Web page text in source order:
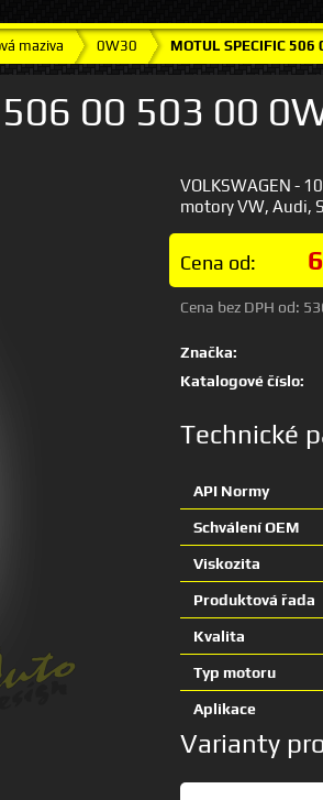
maziva 0W30 MOTUL SPECIFIC
506 00 503 00
VOLKSWAGEN -
motory VW, Audi,
Cena od:
Cena bez DPH od:
Značka:
Katalogové číslo:
Technické
API Normy
Schválení OEM
Viskozita
Produktová řada
Kvalita
Typ motoru
Aplikace
Varianty